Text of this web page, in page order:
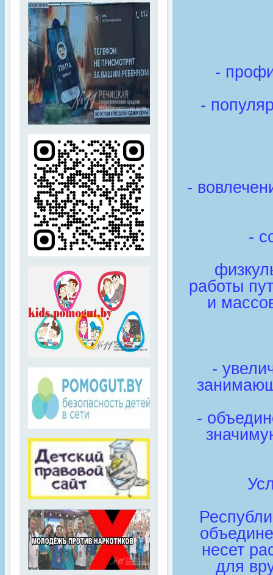
-
-
-
-
работы
и
-
-
несет
для